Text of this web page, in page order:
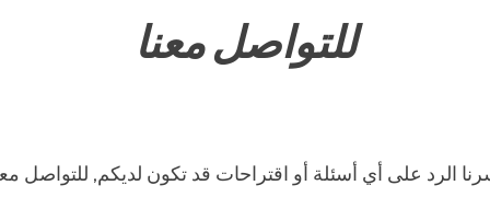
للتواصل معنا
الرد على أي أسئلة أو اقتراحات قد تكون لديكم, للتواصل